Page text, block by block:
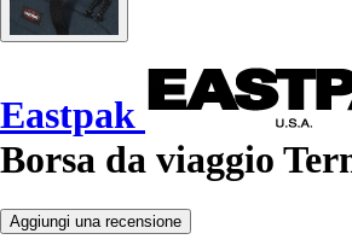
Eastpak
Borsa da viaggio
Aggiungi una recensione